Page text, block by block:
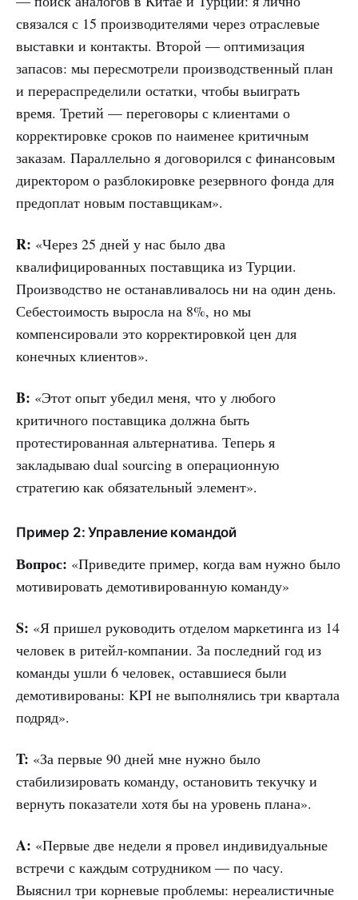
связался с 15 производителями через отраслевые
выставки и контакты. Второй — оптимизация
запасов: мы пересмотрели производственный план
и перераспределили остатки, чтобы выиграть
время. Третий — переговоры с клиентами о
корректировке сроков по наименее критичным
заказам. Параллельно я договорился с финансовым
директором о разблокировке резервного фонда для
предоплат новым поставщикам».
R: «Через 25 дней у нас было два
квалифицированных поставщика из Турции.
Производство не останавливалось ни на один день.
Себестоимость выросла на 8%, но мы
компенсировали это корректировкой цен для
конечных клиентов».
B: «Этот опыт убедил меня, что у любого
критичного поставщика должна быть
протестированная альтернатива. Теперь я
закладываю dual sourcing в операционную
стратегию как обязательный элемент».
Пример 2: Управление командой
Вопрос: «Приведите пример, когда вам нужно было
мотивировать демотивированную команду»
S: «Я пришел руководить отделом маркетинга из 14
человек в ритейл-компании. За последний год из
команды ушли 6 человек, оставшиеся были
демотивированы: KPI не выполнялись три квартала
подряд».
T: «За первые 90 дней мне нужно было
стабилизировать команду, остановить текучку и
вернуть показатели хотя бы на уровень плана».
A: «Первые две недели я провел индивидуальные
встречи с каждым сотрудником — по часу.
Выяснил три корневые проблемы: нереалистичные